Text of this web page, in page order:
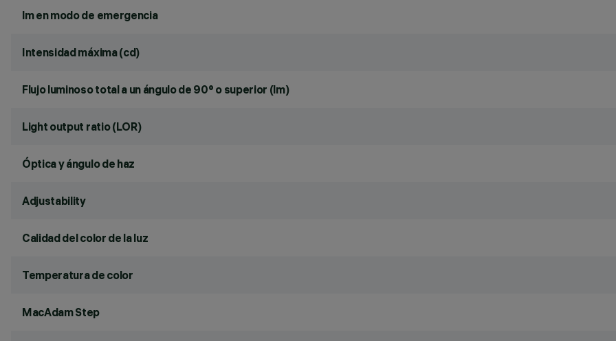
lm en modo de emergencia
Intensidad máxima (cd)
Flujo luminoso total a un ángulo de 90° o superior (lm)
Light output ratio (LOR)
Óptica y ángulo de haz
Adjustability
Calidad del color de la luz
Temperatura de color
MacAdam Step